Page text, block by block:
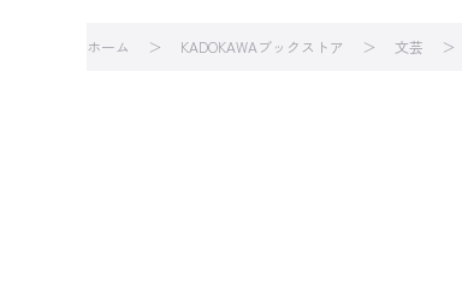
ホーム KADOKAWAブックストア 文芸